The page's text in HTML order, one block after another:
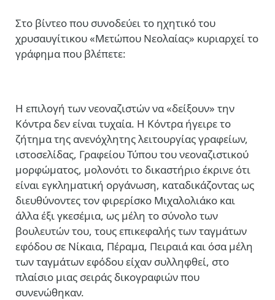
Στο βίντεο που συνοδεύει το ηχητικό του
χρυσαυγίτικου «Μετώπου Νεολαίας» κυριαρχεί το
γράφημα που βλέπετε:
Η επιλογή των νεοναζιστών να «δείξουν» την
Κόντρα δεν είναι τυχαία. Η Κόντρα ήγειρε το
ζήτημα της ανενόχλητης λειτουργίας γραφείων,
ιστοσελίδας, Γραφείου Τύπου του νεοναζιστικού
μορφώματος, μολονότι το δικαστήριο έκρινε ότι
είναι εγκληματική οργάνωση, καταδικάζοντας ως
διευθύνοντες τον φιρερίσκο Μιχαλολιάκο και
άλλα έξι γκεσέμια, ως μέλη το σύνολο των
βουλευτών του, τους επικεφαλής των ταγμάτων
εφόδου σε Νίκαια, Πέραμα, Πειραιά και όσα μέλη
των ταγμάτων εφόδου είχαν συλληφθεί, στο
πλαίσιο μιας σειράς δικογραφιών που
συνενώθηκαν.